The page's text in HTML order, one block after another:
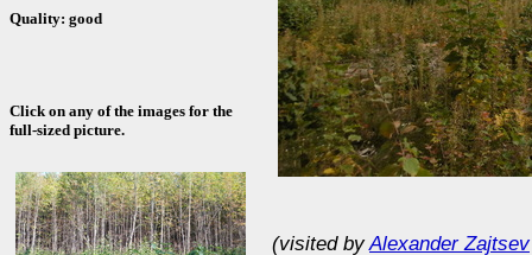
Quality: good
Click on any of the images for the
full-sized picture.
(visited byAlexander Zajtsev